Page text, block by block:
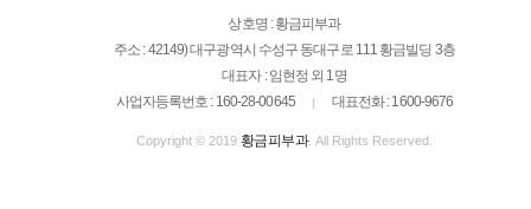
상호명 : 황금피부과
주소 : 42149) 대구광역시 수성구 동대구로 111 황금빌딩 3층
대표자 : 임현정 외 1명
사업자등록번호 : 160-28-00645
| 대표전화 : 1600-9676
Copyright © 2019 황금피부과. All Rights Reserved.